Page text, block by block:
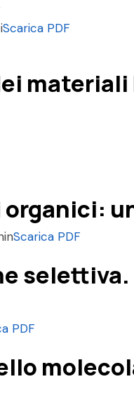
Scarica PDF
Scarica PDF
PDF